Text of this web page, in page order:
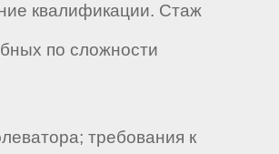
квалификации. Стаж
по сложности
требования к